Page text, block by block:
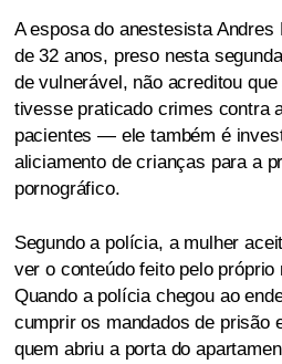
A esposa do anestesista Andres
de 32 anos, preso nesta
de vulnerável, não acreditou
tivesse praticado crimes contra
pacientes — ele também é
aliciamento de crianças para a
pornográfico.
Segundo a polícia, a mulher
ver o conteúdo feito pelo próprio
Quando a polícia chegou ao
cumprir os mandados de prisão
quem abriu a porta do